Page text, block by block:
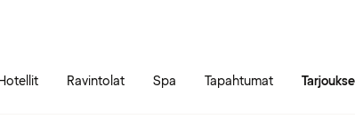
Ravintolat Spa Tapahtumat